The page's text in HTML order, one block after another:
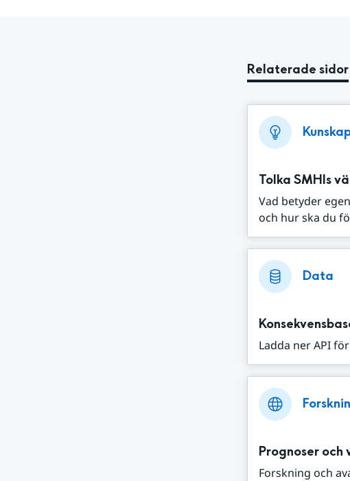
Relaterade sidor
Tolka SMHIs
Vad betyder
och hur ska du
Data
Ladda ner API
Prognoser och
Forskning och